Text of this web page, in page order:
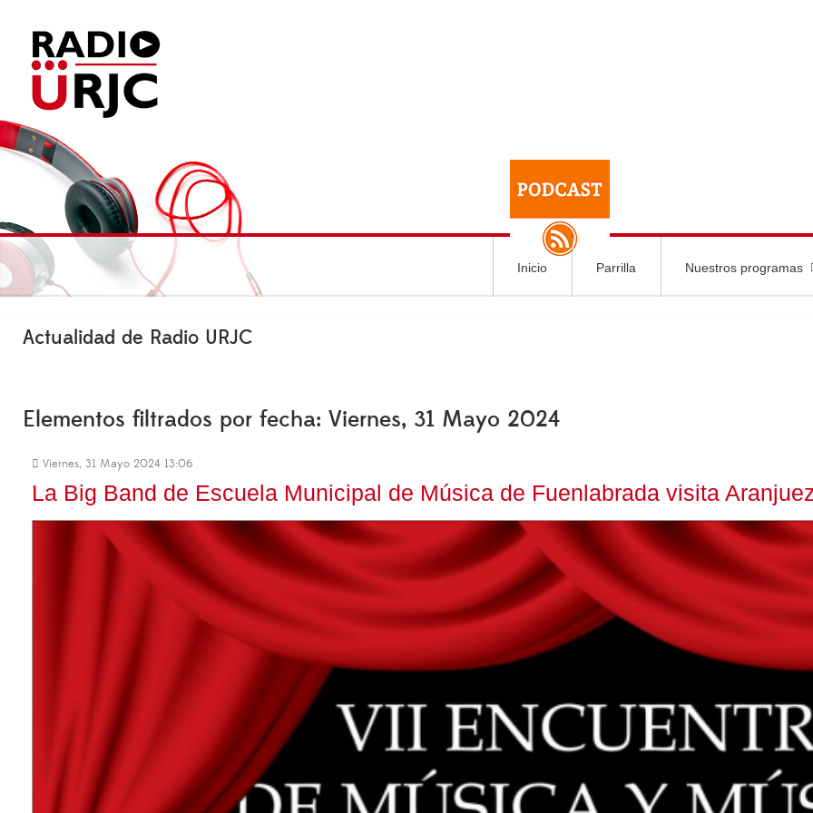
Inicio Parrilla Nuestros programas
Actualidad de Radio URJC
Elementos filtrados por fecha: Viernes, 31 Mayo 2024
Viernes, 31 Mayo 2024 13:06
La Big Band de Escuela Municipal de Música de Fuenlabrada visita